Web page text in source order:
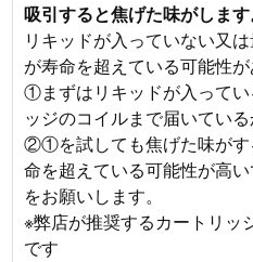
吸引すると焦げた味がします
リキッドが入っていない又
が寿命を超えている可能性が
①まずはリキッドが入って
ッジのコイルまで届いている
②①を試しても焦げた味がす
命を超えている可能性が高
をお願いします。
※弊店が推奨するカートリッ
です